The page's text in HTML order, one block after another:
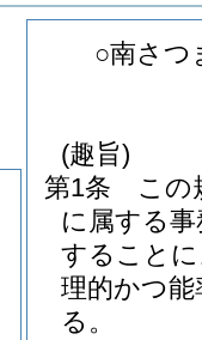
○南さつ
(趣旨)
第1条
この
に属する
すること
理的かつ
る。